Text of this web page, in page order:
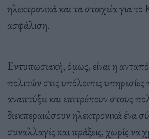
ηλεκτρονικά και τα στοιχεία για
ασφάλιση.
Εντυπωσιακή, όμως, είναι η
πολιτών στις υπόλοιπες
αναπτύξει και επιτρέπουν στους
διεκπεραιώσουν ηλεκτρονικά ένα
συναλλαγές και πράξεις, χωρίς να